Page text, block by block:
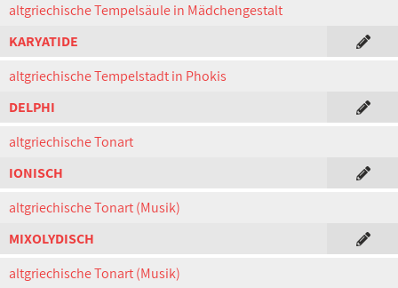
altgriechische Tempelsäule in Mädchengestalt
KARYATIDE
altgriechische Tempelstadt in Phokis
DELPHI
altgriechische Tonart
IONISCH
altgriechische Tonart (Musik)
MIXOLYDISCH
altgriechische Tonart (Musik)